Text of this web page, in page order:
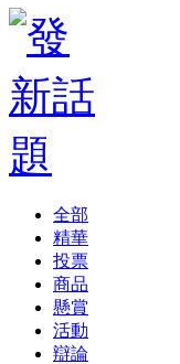
全部
精華
投票
商品
懸賞
活動
辯論